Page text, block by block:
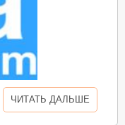
ЧИТАТЬ ДАЛЬШЕ